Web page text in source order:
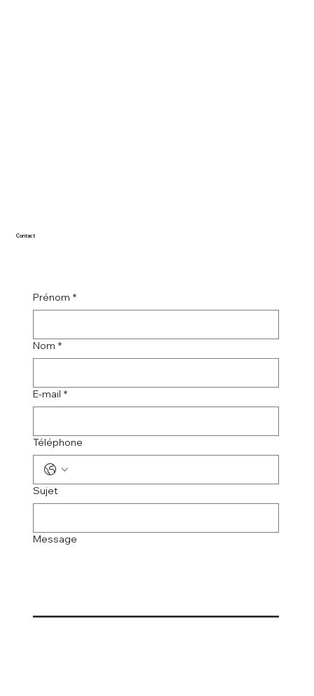
Prénom *
Nom *
E-mail *
Téléphone
Sujet
Message
Contact